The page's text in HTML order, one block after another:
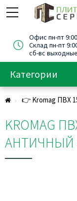
Офис пн-пт
Склад пн-пт
сб-вс выходные
Категории
👉 Kromag ПВХ
KROMAG
АНТИЧНЫЙ